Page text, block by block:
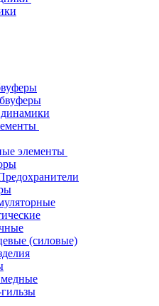
элементы
(силовые)